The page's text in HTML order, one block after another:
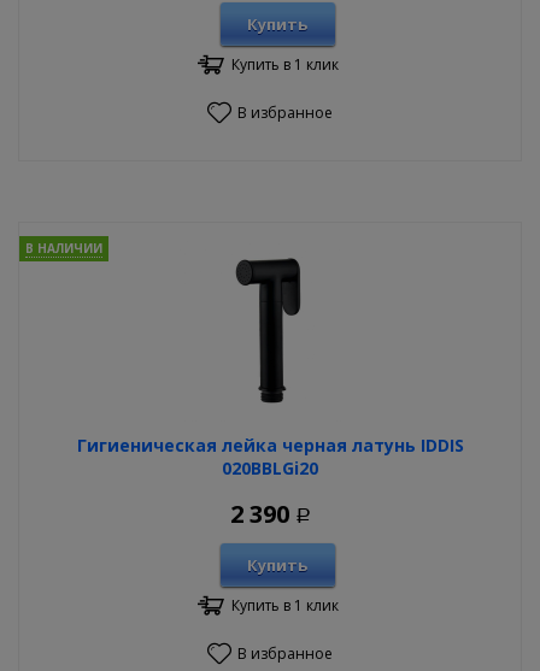
Купить
Купить в 1 клик
В избранное
Гигиеническая лейка черная латунь IDDIS
020BBLGi20
В НАЛИЧИИ
2 390 Р
Купить
Купить в 1 клик
В избранное